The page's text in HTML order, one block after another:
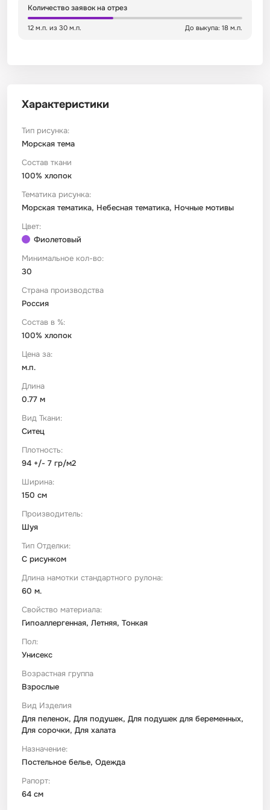
Количество заявок на отрез
12 м.п. из 30 м.п. До выкупа: 18 м.п.
Характеристики
Тип рисунка:
Морская тема
Состав ткани
100% хлопок
Тематика рисунка:
Морская тематика, Небесная тематика, Ночные мотивы
Цвет:
Фиолетовый
Минимальное кол-во:
30
Страна производства
Россия
Состав в %:
100% хлопок
Цена за:
м.п.
Длина
0.77 м
Вид Ткани:
Ситец
Плотность:
94 +/- 7 гр/м2
Ширина:
150 см
Производитель:
Шуя
Тип Отделки:
С рисунком
Длина намотки стандартного рулона:
60 м.
Свойство материала:
Гипоаллергенная, Летняя, Тонкая
Пол:
Унисекс
Возрастная группа
Взрослые
Вид Изделия
Для пеленок, Для подушек, Для подушек для беременных,
Для сорочки, Для халата
Назначение:
Постельное белье, Одежда
Рапорт:
64 см
Сатин
Сатин Страйп
Сатин Твил
Сетка
Ситец
Спанбонд
ТиСи Твил
Трикотаж
Тюль
Фланель
Флис
Футер
Шелк Армани
Штапель
Зеленый
Детский
Город / архитектура
Морская тема
Космос
Техника / транспорт
Этнический
Имитации материалов